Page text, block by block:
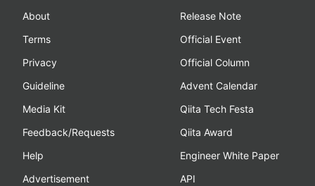
About
Terms
Privacy
Guideline
Media Kit
Feedback/Requests
Help
Advertisement
Release Note
Official Event
Official Column
Advent Calendar
Qiita Tech Festa
Qiita Award
Engineer White Paper
API